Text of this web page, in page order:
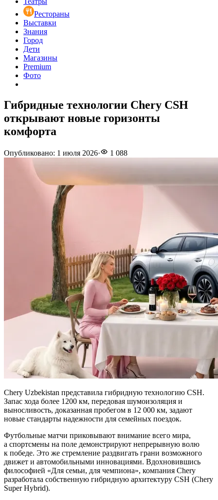
Рестораны
Выставки
Знания
Город
Дети
Магазины
Premium
Фото
Гибридные технологии Chery CSH
открывают новые горизонты
комфорта
Опубликовано: 1 июля 2026· 1 088
Chery Uzbekistan представила гибридную технологию CSH.
Запас хода более 1200 км, передовая шумоизоляция и
выносливость, доказанная пробегом в 12 000 км, задают
новые стандарты надежности для семейных поездок.
Футбольные матчи приковывают внимание всего мира,
а спортсмены на поле демонстрируют непрерывную волю
к победе. Это же стремление раздвигать грани возможного
движет и автомобильными инновациями. Вдохновившись
философией «Для семьи, для чемпиона», компания Chery
разработала собственную гибридную архитектуру CSH (Chery
Super Hybrid).